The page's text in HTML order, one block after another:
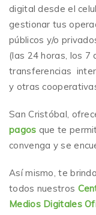
digital desde el
gestionar tus
públicos y/o
(las 24 horas, los 7
transferencias
y otras
San Cristóbal,
pagos que te
convenga y se
Así mismo, te
todos nuestros
Medios Digitales